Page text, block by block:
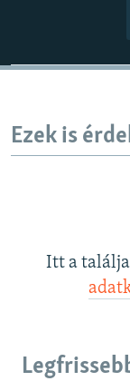
Ezek is
Itt a találja